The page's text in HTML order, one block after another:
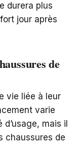
durera plus
jour après
de
vie liée à leur
varie
mais il
chaussures de